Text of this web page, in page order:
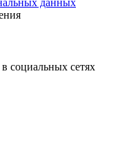
данных
социальных сетях